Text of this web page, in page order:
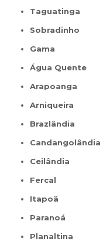
Taguatinga
Sobradinho
Gama
Água Quente
Arapoanga
Arniqueira
Brazlândia
Candangolândia
Ceilândia
Fercal
Itapoã
Paranoá
Planaltina